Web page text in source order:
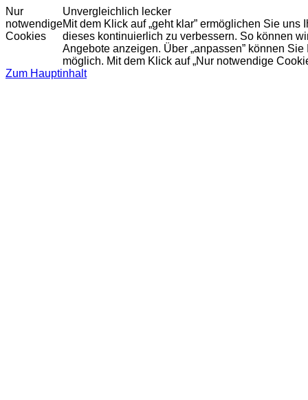
Nur
notwendige
Cookies
Unvergleichlich lecker
Mit dem Klick auf „geht klar” ermöglichen Sie
dieses kontinuierlich zu verbessern. So können
Angebote anzeigen. Über „anpassen” können
möglich. Mit dem Klick auf „Nur notwendige
Zum Hauptinhalt